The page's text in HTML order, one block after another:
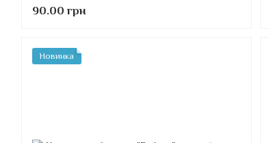
90.00 грн
Новинка